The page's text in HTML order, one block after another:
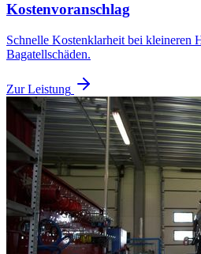
Kostenvoranschlag
Schnelle Kostenklarheit bei kleineren
Bagatellschäden.
Zur Leistung